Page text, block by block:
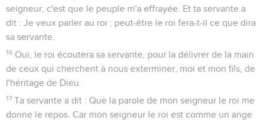
seigneur, c'est que le peuple m'a effrayée. Et ta servante a
dit : Je veux parler au roi ; peut-être le roi fera-t-il ce que dira
sa servante.
16 Oui, le roi écoutera sa servante, pour la délivrer de la main
de ceux qui cherchent à nous exterminer, moi et mon fils, de
l'héritage de Dieu.
17 Ta servante a dit : Que la parole de mon seigneur le roi me
donne le repos. Car mon seigneur le roi est comme un ange